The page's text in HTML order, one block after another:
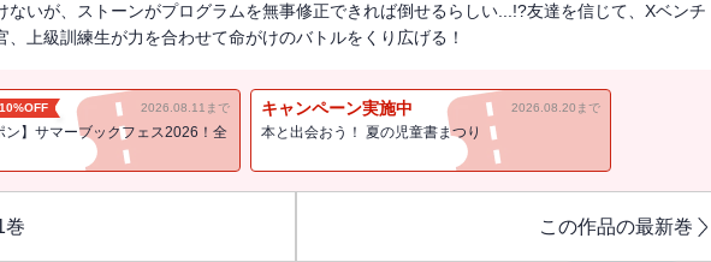
ないが、ストーンがプログラムを無事修正できれば倒せるらしい...!?友達を信じて、Xベンチ
、上級訓練生が力を合わせて命がけのバトルをくり広げる！
10%OFF 2026.08.11まで
ン】サマーブックフェス2026！全
キャンペーン実施中 2026.08.20まで
本と出会おう！ 夏の児童書まつり
巻 この作品の最新巻